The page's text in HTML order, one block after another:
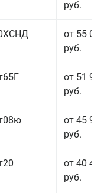
руб.
от 55
руб.
от 51
руб.
от 45
руб.
от 40
руб.